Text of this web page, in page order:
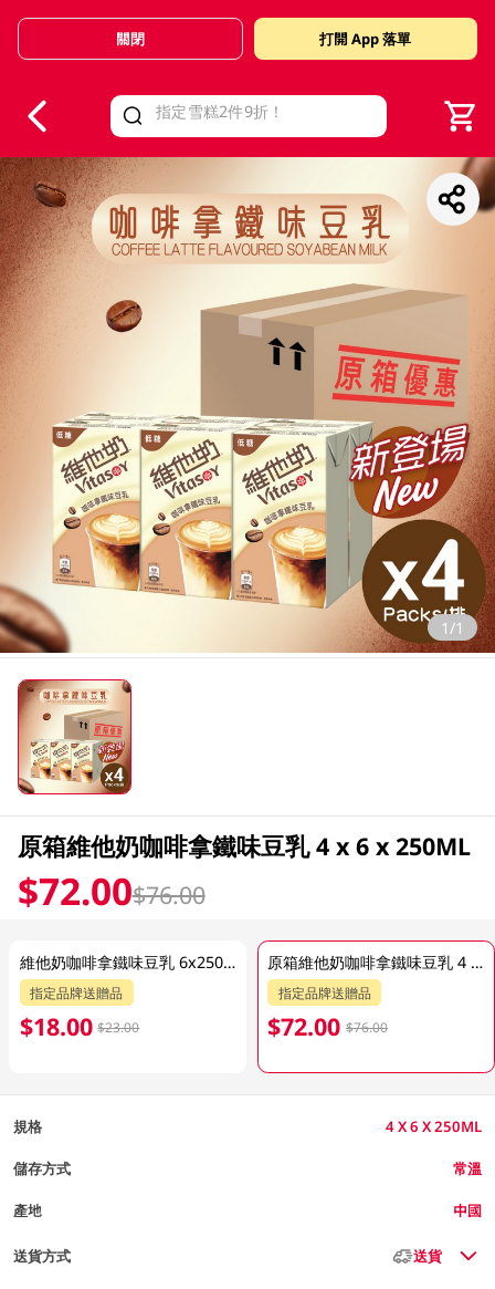
Valid Until 30 June 2026
關閉 打開 App 落單
1/1
原箱維他奶咖啡拿鐵味豆乳 4 x 6 x 250ML
$72.00$76.00
維他奶咖啡拿鐵味豆乳 6x250ML
指定品牌送贈品
$18.00 $23.00
原箱維他奶咖啡拿鐵味豆乳 4 x 6 x 250ML
指定品牌送贈品
$72.00 $76.00
規格 4 X 6 X 250ML
儲存方式 常溫
產地 中國
送貨方式 送貨